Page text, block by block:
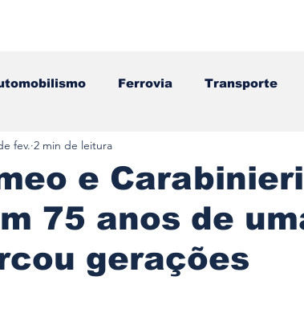
Ferrovia Transporte
Motos
Componentes Gastronomia
e Carabinieri
75 anos de
gerações
fev. 2 min de leitura
5 estrelas.